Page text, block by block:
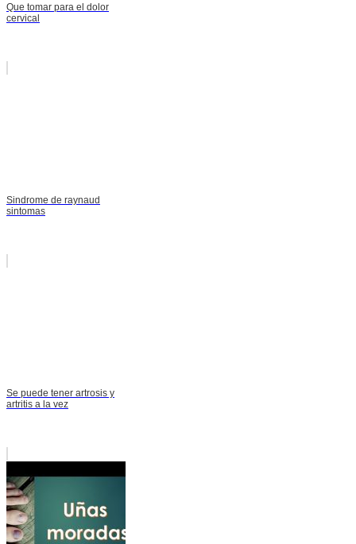
Que tomar para el dolor
cervical
Sindrome de raynaud
sintomas
Se puede tener artrosis y
artritis a la vez